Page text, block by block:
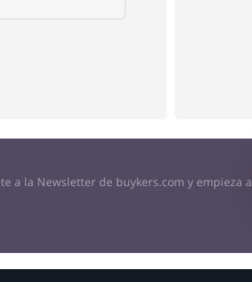
a la Newsletter de buykers.com y empieza a